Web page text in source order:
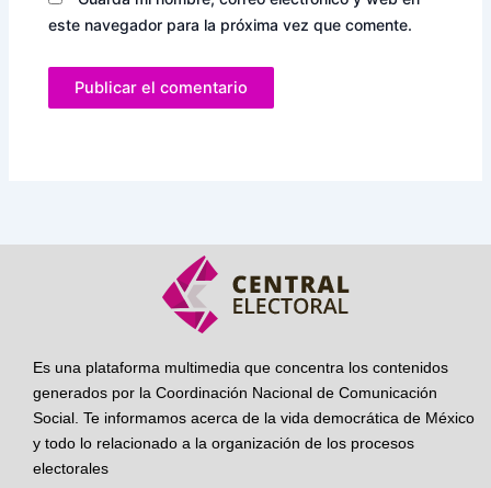
este navegador para la próxima vez que comente.
Es una plataforma multimedia que concentra los contenidos
generados por la Coordinación Nacional de Comunicación
Social. Te informamos acerca de la vida democrática de México
y todo lo relacionado a la organización de los procesos
electorales